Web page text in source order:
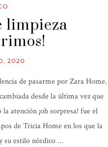
limpieza
2020
de pasarme por Zara Home.
desde la última vez que
atención ¡oh sorpresa! fue el
de Tricia Home en los que la
su estilo nórdico …